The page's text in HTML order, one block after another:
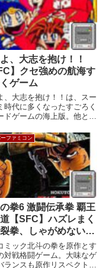
、大志を抱け！！
】クセ強めの航海す
ゲーム
、大志を抱け！！は、スー
時代に多くなったすごろく
ドゲームの海上版。他との
定だった。機種スーパーフ
ンメーカー販売 バンダイ
エイム、マーズ、プレック
ンルテープル（ボードゲ
ファミコン
拳6 激闘伝承拳 覇王
【SFC】ハズレまく
拳、しゃがめないラ
ミック北斗の拳を原作とす
対戦格闘ゲーム。大味なゲ
ランスも原作リスペクトだ